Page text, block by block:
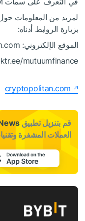
بزيارة الروابط أدناه:
الموقع الإلكتروني: https://mutuum.com/
mutuumfinance
cryptopolitan.com
قم بتنزيل تطبيق
العملات المشفرة